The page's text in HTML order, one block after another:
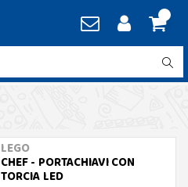
LEGO
CHEF - PORTACHIAVI CON
TORCIA LED